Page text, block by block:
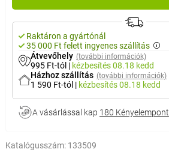
Raktáron a gyártónál
35 000 Ft felett ingyenes szállítás
Átvevőhely (további információk)
995 Ft-tól | kézbesítés08.18 kedd
Házhoz szállítás (további információk)
1 590 Ft-tól | kézbesítés08.18 kedd
A vásárlással kap 180 Kényelempont
Katalógusszám: 133509